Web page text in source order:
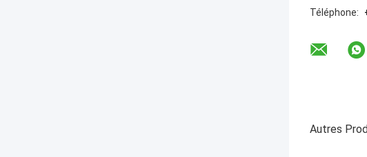
Téléphone:
Autres